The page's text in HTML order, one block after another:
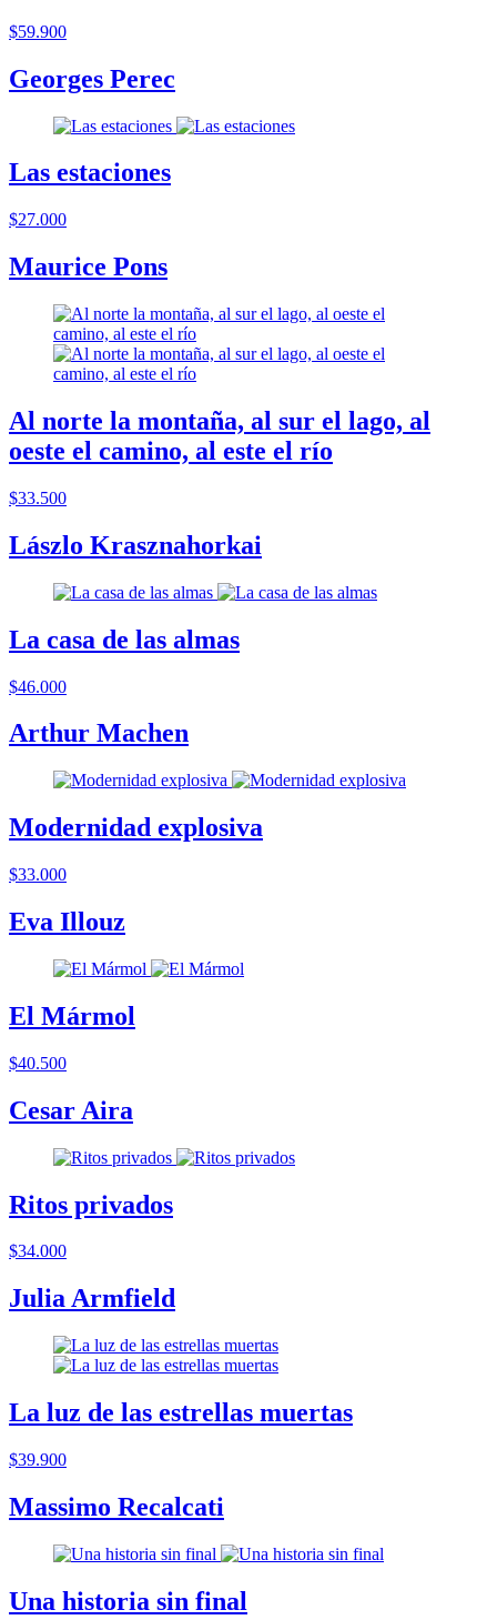
$59.900
Georges Perec
Las estaciones
$27.000
Maurice Pons
Al norte la montaña, al sur el lago, al
oeste el camino, al este el río
$33.500
Lászlo Krasznahorkai
La casa de las almas
$46.000
Arthur Machen
Modernidad explosiva
$33.000
Eva Illouz
El Mármol
$40.500
Cesar Aira
Ritos privados
$34.000
Julia Armfield
La luz de las estrellas muertas
$39.900
Massimo Recalcati
Una historia sin final